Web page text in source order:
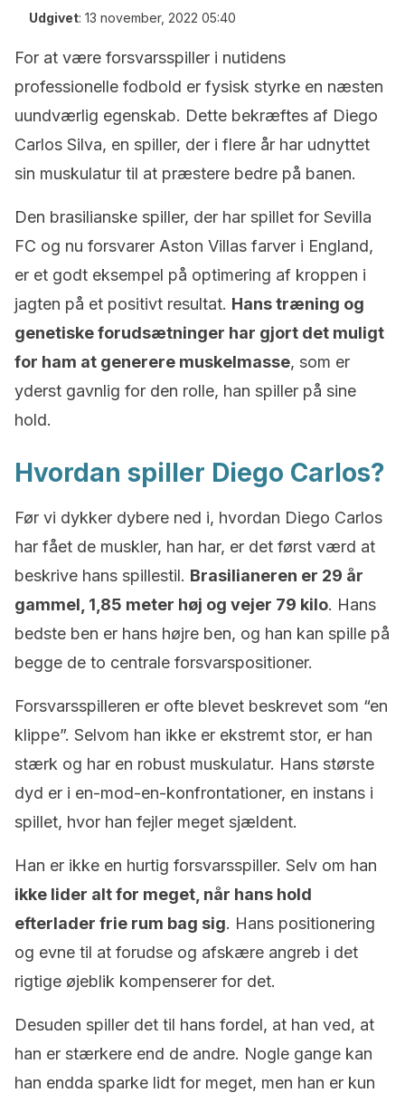
Udgivet: 13 november, 2022 05:40
For at være forsvarsspiller i nutidens
professionelle fodbold er fysisk styrke en næsten
uundværlig egenskab. Dette bekræftes af Diego
Carlos Silva, en spiller, der i flere år har udnyttet
sin muskulatur til at præstere bedre på banen.
Den brasilianske spiller, der har spillet for Sevilla
FC og nu forsvarer Aston Villas farver i England,
er et godt eksempel på optimering af kroppen i
jagten på et positivt resultat. Hans træning og
genetiske forudsætninger har gjort det muligt
for ham at generere muskelmasse, som er
yderst gavnlig for den rolle, han spiller på sine
hold.
Hvordan spiller Diego Carlos?
Før vi dykker dybere ned i, hvordan Diego Carlos
har fået de muskler, han har, er det først værd at
beskrive hans spillestil. Brasilianeren er 29 år
gammel, 1,85 meter høj og vejer 79 kilo. Hans
bedste ben er hans højre ben, og han kan spille på
begge de to centrale forsvarspositioner.
Forsvarsspilleren er ofte blevet beskrevet som “en
klippe”. Selvom han ikke er ekstremt stor, er han
stærk og har en robust muskulatur. Hans største
dyd er i en-mod-en-konfrontationer, en instans i
spillet, hvor han fejler meget sjældent.
Han er ikke en hurtig forsvarsspiller. Selv om han
ikke lider alt for meget, når hans hold
efterlader frie rum bag sig. Hans positionering
og evne til at forudse og afskære angreb i det
rigtige øjeblik kompenserer for det.
Desuden spiller det til hans fordel, at han ved, at
han er stærkere end de andre. Nogle gange kan
han endda sparke lidt for meget, men han er kun